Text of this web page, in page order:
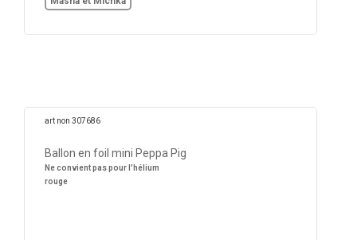
art non 307686
Ballon en foil mini Peppa Pig
Ne convient pas pour l'hélium
rouge